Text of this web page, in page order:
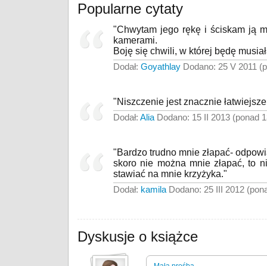
Popularne cytaty
"Chwytam jego rękę i ściskam ją
kamerami.
Boję się chwili, w której będę
Dodał: Goyathlay Dodano: 25 V 2011
"Niszczenie jest znacznie
Dodał: Alia Dodano: 15 II 2013 (ponad
"Bardzo trudno mnie złapać-
skoro nie można mnie złapać, to
stawiać na mnie krzyżyka."
Dodał: kamila Dodano: 25 III 2012
Dyskusje o książce